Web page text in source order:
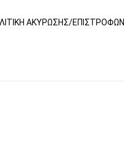
ΑΚΎΡΩΣΗΣ/ΕΠΙΣΤΡΟΦΏΝ